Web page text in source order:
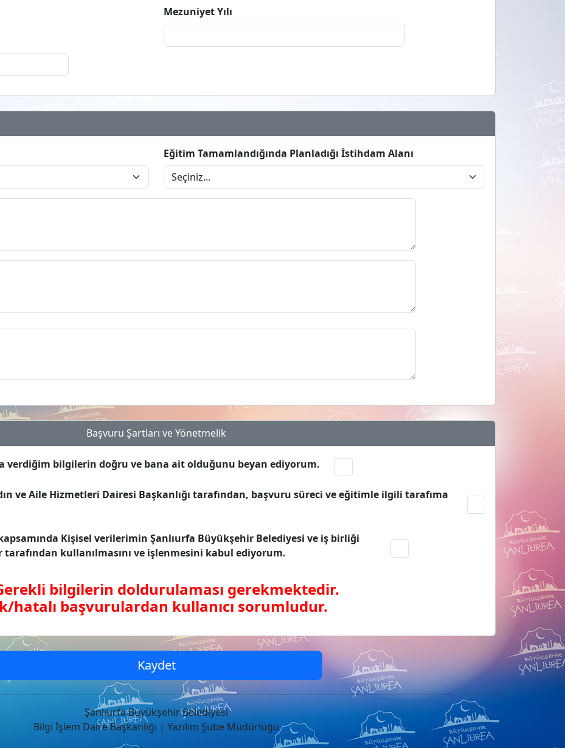
Mezuniyet Yılı
Eğitim Tamamlandığında Planladığı İstihdam Alanı
Başvuru Şartları ve Yönetmelik
verdiğim bilgilerin doğru ve bana ait olduğunu beyan ediyorum.
ve Aile Hizmetleri Dairesi Başkanlığı tarafından, başvuru süreci ve eğitimle ilgili tarafıma
Kişisel verilerimin Şanlıurfa Büyükşehir Belediyesi ve iş birliği
kullanılmasını ve işlenmesini kabul ediyorum.
bilgilerin doldurulaması gerekmektedir.
hatalı başvurulardan kullanıcı sorumludur.
Kaydet
Şanlıurfa Büyükşehir Belediyesi
Bilgi İşlem Daire Başkanlığı | Yazılım Şube Müdürlüğü